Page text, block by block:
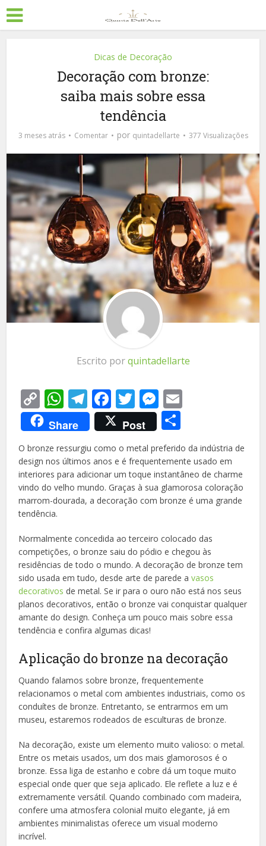
Dicas de Decoração
Decoração com bronze:
saiba mais sobre essa
tendência
3 meses atrás Comentar por quintadellarte 377 Visualizações
Escrito porquintadellarte
Copy
Link
WhatsApp
Telegram
Facebook
TwitterMessenger
Share Post
O bronze ressurgiu como o metal preferido da indústria de
design nos últimos anos e é frequentemente usado em
interiores para adicionar um toque instantâneo de charme
vindo do velho mundo. Graças à sua glamorosa coloração
marrom-dourada, a decoração com bronze é uma grande
tendência.
Normalmente concedida ao terceiro colocado das
competições, o bronze saiu do pódio e chegou às
residências de todo o mundo. A decoração de bronze tem
sido usada em tudo, desde arte de parede avasos
decorativos de metal. Se ir para o ouro não está nos seus
planos decorativos, então o bronze vai conquistar qualquer
amante do design. Conheça um pouco mais sobre essa
tendência e confira algumas dicas!
Aplicação do bronze na decoração
Quando falamos sobre bronze, frequentemente
relacionamos o metal com ambientes industriais, como os
conduítes de bronze. Entretanto, se entrarmos em um
museu, estaremos rodeados de esculturas de bronze.
Na decoração, existe um elemento muito valioso: o metal.
Entre os metais usados, um dos mais glamorosos é o
bronze. Essa liga de estanho e cobre dá um toque muito
especial onde quer que seja aplicado. Ele reflete a luz e é
extremamente versátil. Quando combinado com madeira,
confere uma atmosfera colonial muito elegante, já em
ambientes minimalistas oferece um visual moderno
incrível.